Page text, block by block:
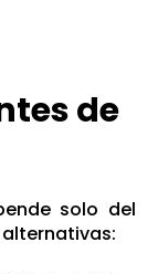
de
solo del